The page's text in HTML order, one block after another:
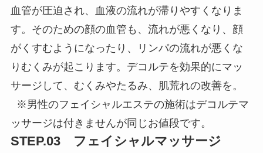
血管が圧迫され、血液の流れが滞りやすくなりま
す。そのための顔の血管も、流れが悪くなり、顔
がくすむようになったり、リンパの流れが悪くな
りむくみが起こります。デコルテを効果的にマッ
サージして、むくみやたるみ、肌荒れの改善を。
※男性のフェイシャルエステの施術はデコルテマ
ッサージは付きませんが同じお値段です。
STEP.03 フェイシャルマッサージ